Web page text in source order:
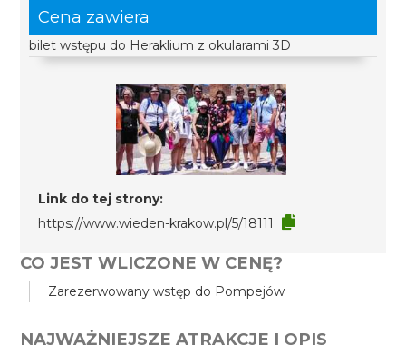
Cena zawiera
bilet wstępu do Heraklium z okularami 3D
Link do tej strony:
https://www.wieden-krakow.pl/5/18111
CO JEST WLICZONE W CENĘ?
Zarezerwowany wstęp do Pompejów
NAJWAŻNIEJSZE ATRAKCJE I OPIS